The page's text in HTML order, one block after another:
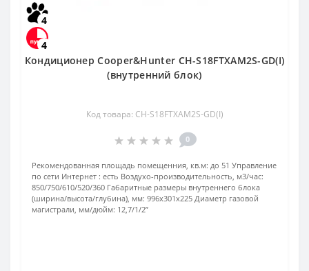
4
4
Кондиционер Cooper&Hunter CH-S18FTXAM2S-GD(I)
(внутренний блок)
Код товара: CH-S18FTXAM2S-GD(I)
0
Рекомендованная площадь помещенния, кв.м: до 51 Управление
по сети Интернет : есть Воздухо-производительность, м3/час:
850/750/610/520/360 Габаритные размеры внутреннего блока
(ширина/высота/глубина), мм: 996х301х225 Диаметр газовой
магистрали, мм/дюйм: 12,7/1/2’’